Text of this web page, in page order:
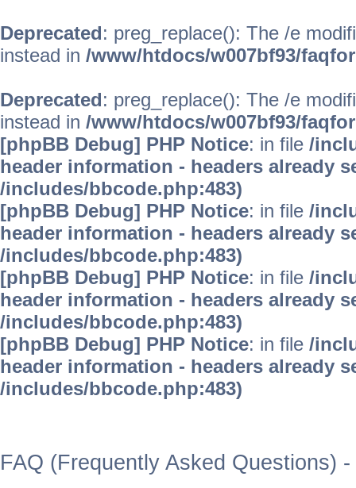
Deprecated: preg_replace(): The /e
instead in /www/htdocs/w007bf93/
Deprecated: preg_replace(): The /e
instead in /www/htdocs/w007bf93/
[phpBB Debug] PHP Notice: in file /
header information - headers already
/includes/bbcode.php:483)
[phpBB Debug] PHP Notice: in file /
header information - headers already
/includes/bbcode.php:483)
[phpBB Debug] PHP Notice: in file /
header information - headers already
/includes/bbcode.php:483)
[phpBB Debug] PHP Notice: in file /
header information - headers already
/includes/bbcode.php:483)
FAQ (Frequently Asked Questions)